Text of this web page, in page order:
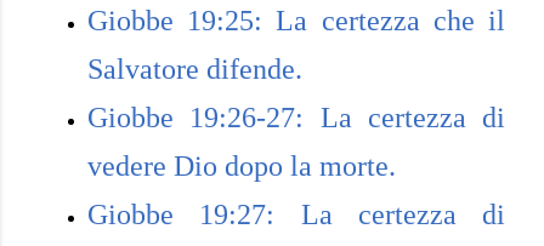
Giobbe 19:25: La certezza che il
Salvatore difende.
Giobbe 19:26-27: La certezza di
vedere Dio dopo la morte.
Giobbe 19:27: La certezza di